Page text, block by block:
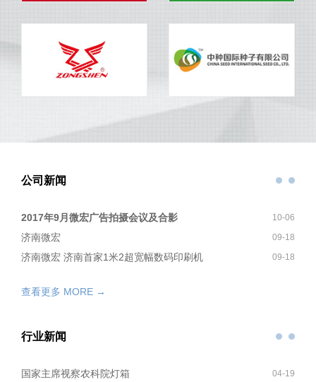
公司新闻
2017年9月微宏广告拍摄会议及合影 10-06
济南微宏 09-18
济南微宏 济南首家1米2超宽幅数码印刷机 09-18
查看更多 MORE →
行业新闻
国家主席视察农科院灯箱 04-19